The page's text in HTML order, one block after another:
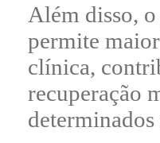
Além disso,
permite
clínica,
recuperação
determinados